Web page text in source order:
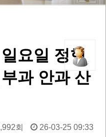
요일 정형
과 안과 산
회 26-03-25 09:33